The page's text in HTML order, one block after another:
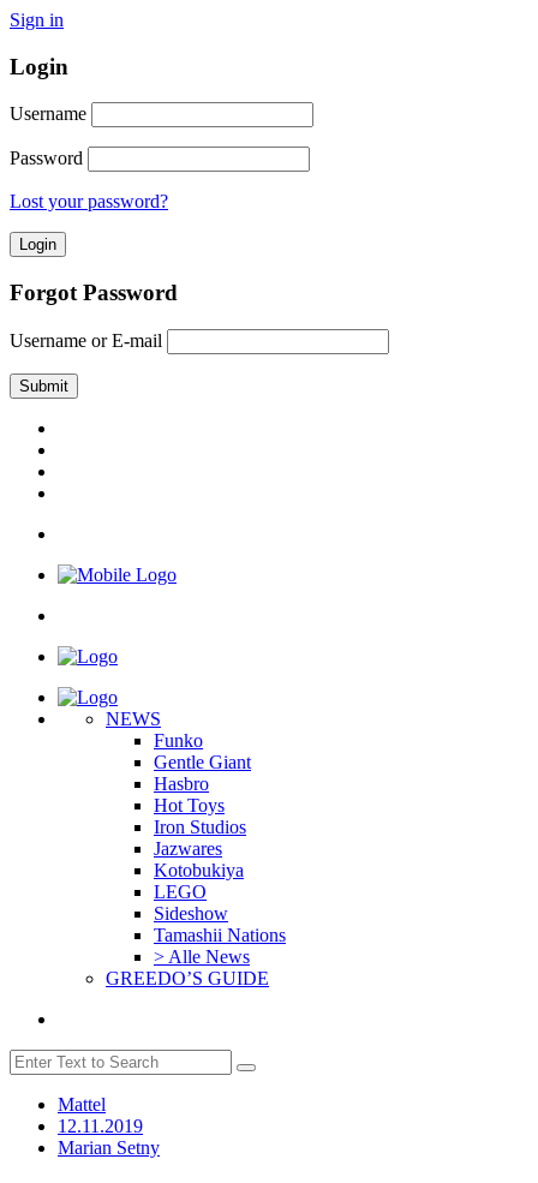
Sign in
Login
Username
Password
Lost your password?
Forgot Password
Username or E-mail
NEWS
Funko
Gentle Giant
Hasbro
Hot Toys
Iron Studios
Jazwares
Kotobukiya
LEGO
Sideshow
Tamashii Nations
> Alle News
GREEDO’S GUIDE
Mattel
12.11.2019
Marian Setny